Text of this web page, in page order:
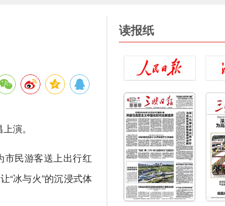
演。
市民游客送上出行红
“冰与火”的沉浸式体
读报纸